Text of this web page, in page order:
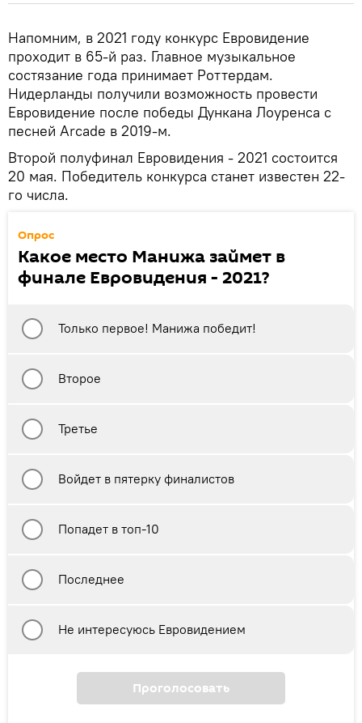
Напомним, в 2021 году конкурс Евровидение
проходит в 65‑й раз. Главное музыкальное
состязание года принимает Роттердам.
Нидерланды получили возможность провести
Евровидение после победы Дункана Лоуренса с
песней Arcade в 2019-м.
Второй полуфинал Евровидения - 2021 состоится
20 мая. Победитель конкурса станет известен 22-
го числа.
Опрос
Какое место Манижа займет в
финале Евровидения - 2021?
Только первое! Манижа победит!
Второе
Третье
Войдет в пятерку финалистов
Попадет в топ-10
Последнее
Не интересуюсь Евровидением
Проголосовать